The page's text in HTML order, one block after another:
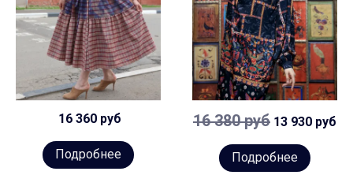
16 360 руб
Подробнее
16 380 руб 13 930 руб
Подробнее